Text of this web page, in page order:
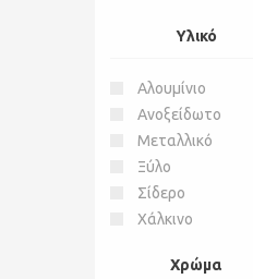
Υλικό
Αλουμίνιο
Ανοξείδωτο
Μεταλλικό
Ξύλο
Σίδερο
Χάλκινο
Χρώμα